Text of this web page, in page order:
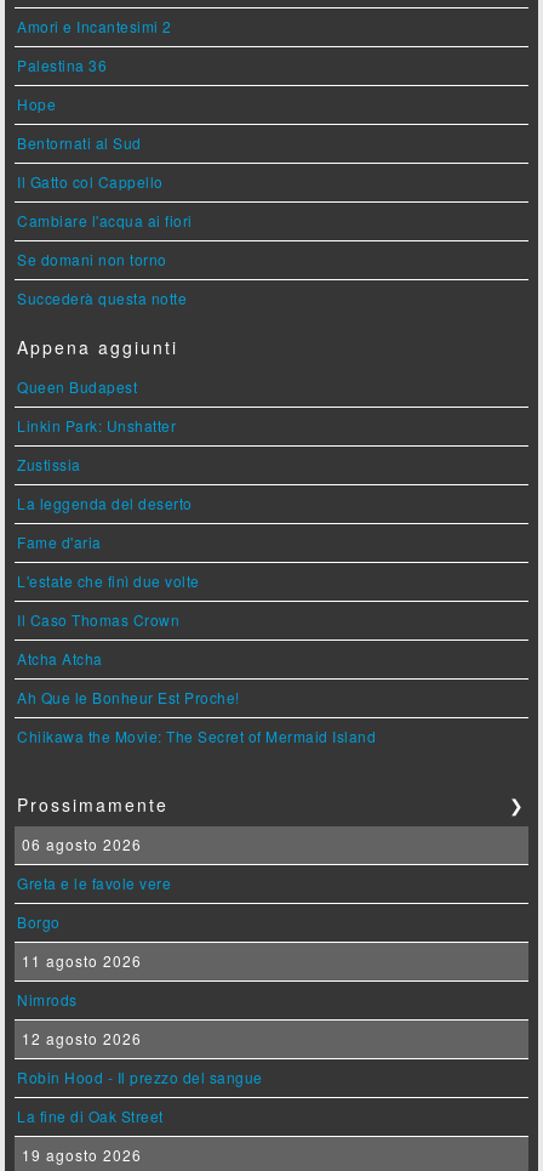
Amori e Incantesimi 2
Palestina 36
Hope
Bentornati al Sud
Il Gatto col Cappello
Cambiare l'acqua ai fiori
Se domani non torno
Succederà questa notte
Appena aggiunti
Queen Budapest
Linkin Park: Unshatter
Zustissia
La leggenda del deserto
Fame d'aria
L'estate che finì due volte
Il Caso Thomas Crown
Atcha Atcha
Ah Que le Bonheur Est Proche!
Chiikawa the Movie: The Secret of Mermaid Island
Prossimamente ❯
06 agosto 2026
Greta e le favole vere
Borgo
11 agosto 2026
Nimrods
12 agosto 2026
Robin Hood - Il prezzo del sangue
La fine di Oak Street
19 agosto 2026